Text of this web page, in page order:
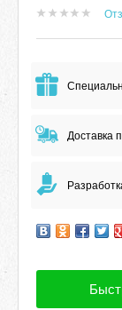
Доставка